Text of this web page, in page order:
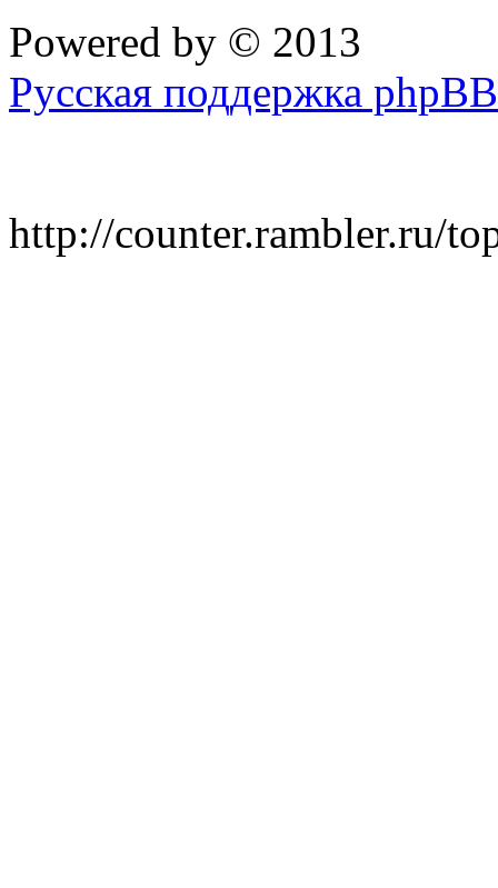
Powered by © 2013
Русская поддержка phpBB
http://counter.rambler.ru/